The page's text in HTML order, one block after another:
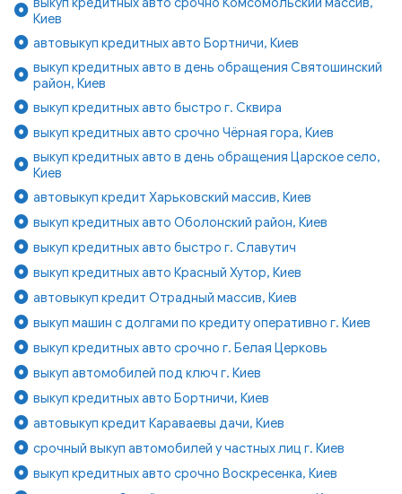
Киев
автовыкуп кредитных авто Бортничи, Киев
выкуп кредитных авто в день обращения Святошинский
район, Киев
выкуп кредитных авто быстро г. Сквира
выкуп кредитных авто срочно Чёрная гора, Киев
выкуп кредитных авто в день обращения Царское село,
Киев
автовыкуп кредит Харьковский массив, Киев
выкуп кредитных авто Оболонский район, Киев
выкуп кредитных авто быстро г. Славутич
выкуп кредитных авто Красный Хутор, Киев
автовыкуп кредит Отрадный массив, Киев
выкуп машин с долгами по кредиту оперативно г. Киев
выкуп кредитных авто срочно г. Белая Церковь
выкуп автомобилей под ключ г. Киев
выкуп кредитных авто Бортничи, Киев
автовыкуп кредит Караваевы дачи, Киев
срочный выкуп автомобилей у частных лиц г. Киев
выкуп кредитных авто срочно Воскресенка, Киев